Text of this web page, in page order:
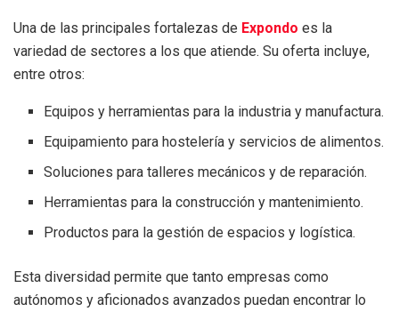
Una de las principales fortalezas de Expondo es la
variedad de sectores a los que atiende. Su oferta incluye,
entre otros:
Equipos y herramientas para la industria y manufactura.
Equipamiento para hostelería y servicios de alimentos.
Soluciones para talleres mecánicos y de reparación.
Herramientas para la construcción y mantenimiento.
Productos para la gestión de espacios y logística.
Esta diversidad permite que tanto empresas como
autónomos y aficionados avanzados puedan encontrar lo